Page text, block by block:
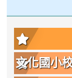
文化國小